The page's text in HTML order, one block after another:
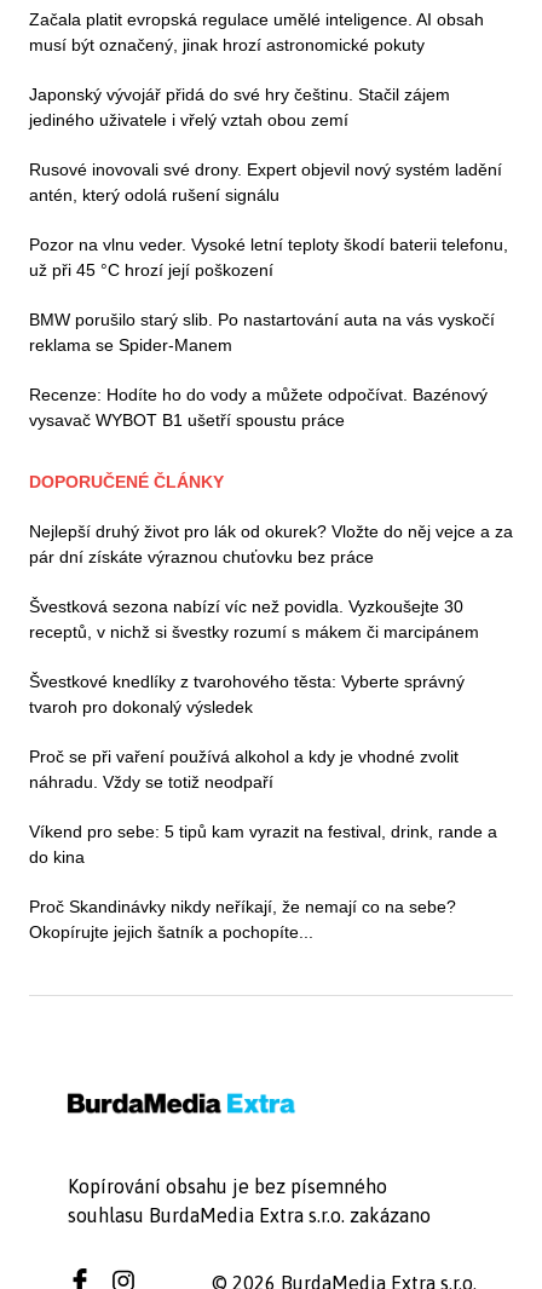
Začala platit evropská regulace umělé inteligence. AI obsah
musí být označený, jinak hrozí astronomické pokuty
Japonský vývojář přidá do své hry češtinu. Stačil zájem
jediného uživatele i vřelý vztah obou zemí
Rusové inovovali své drony. Expert objevil nový systém ladění
antén, který odolá rušení signálu
Pozor na vlnu veder. Vysoké letní teploty škodí baterii telefonu,
už při 45 °C hrozí její poškození
BMW porušilo starý slib. Po nastartování auta na vás vyskočí
reklama se Spider-Manem
Recenze: Hodíte ho do vody a můžete odpočívat. Bazénový
vysavač WYBOT B1 ušetří spoustu práce
DOPORUČENÉ ČLÁNKY
Nejlepší druhý život pro lák od okurek? Vložte do něj vejce a za
pár dní získáte výraznou chuťovku bez práce
Švestková sezona nabízí víc než povidla. Vyzkoušejte 30
receptů, v nichž si švestky rozumí s mákem či marcipánem
Švestkové knedlíky z tvarohového těsta: Vyberte správný
tvaroh pro dokonalý výsledek
Proč se při vaření používá alkohol a kdy je vhodné zvolit
náhradu. Vždy se totiž neodpaří
Víkend pro sebe: 5 tipů kam vyrazit na festival, drink, rande a
do kina
Proč Skandinávky nikdy neříkají, že nemají co na sebe?
Okopírujte jejich šatník a pochopíte...
Kopírování obsahu je bez písemného
souhlasu BurdaMedia Extra s.r.o. zakázano
© 2026 BurdaMedia Extra s.r.o.